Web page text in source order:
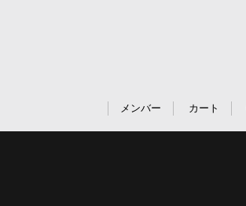
メンバー カート